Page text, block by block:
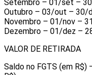
Setembro – 01/set –
Outubro – 03/out – 30/
Novembro – 01/nov –
Dezembro – 01/dez –
VALOR DE RETIRADA
Saldo no FGTS (em